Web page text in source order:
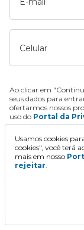
Celular
Ao clicar em
seus dados para
ofertarmos nossos
uso do Portal da
Usamos cookies
cookies", você terá
mais em nosso
rejeitar.